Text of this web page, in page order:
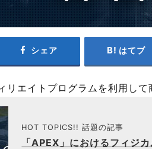
シェア はてブ
リエイトプログラムを利用して
HOT TOPICS!! 話題の記事
「APEX」におけるフィジ